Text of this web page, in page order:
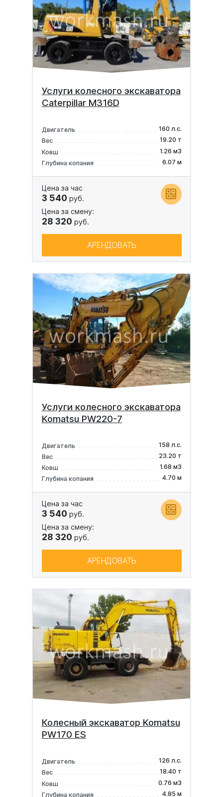
Услуги колесного экскаватора
Caterpillar M316D
Двигатель
160 л.с.
Вес
19.20 т
Ковш
1.26 м3
Глубина копания
6.07 м
Цена за час
3 540 руб.
Цена за смену:
28 320 руб.
АРЕНДОВАТЬ
Услуги колесного экскаватора
Komatsu PW220-7
Двигатель
158 л.с.
Вес
23.20 т
Ковш
1.68 м3
Глубина копания
4.70 м
Цена за час
3 540 руб.
Цена за смену:
28 320 руб.
АРЕНДОВАТЬ
Колесный экскаватор Komatsu
PW170 ES
Двигатель
126 л.с.
Вес
18.40 т
Ковш
0.76 м3
Глубина копания
4.85 м